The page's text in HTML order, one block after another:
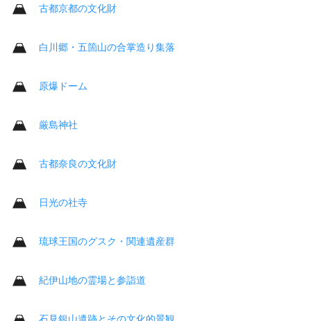
古都京都の文化財
白川郷・五箇山の合掌造り集落
原爆ドーム
厳島神社
古都奈良の文化財
日光の社寺
琉球王国のグスク・関連遺産群
紀伊山地の霊場と参詣道